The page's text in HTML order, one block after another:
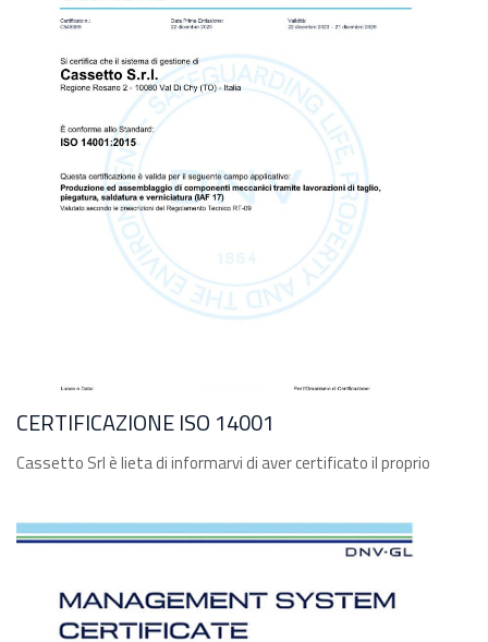
CERTIFICAZIONE ISO 14001
Cassetto Srl è lieta di informarvi di aver certificato il proprio